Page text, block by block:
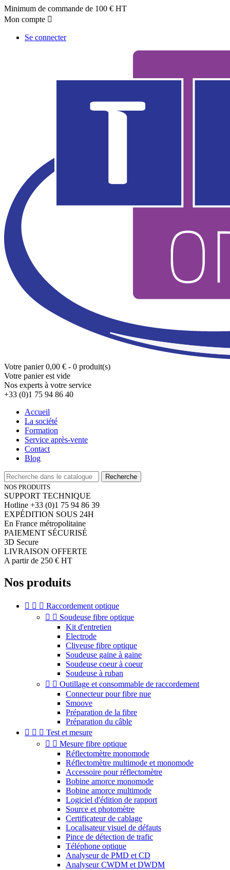
Minimum de commande de 100 € HT
Mon compte 
Se connecter
Votre panier 0,00 € - 0 produit(s)
Votre panier est vide
Nos experts à votre service
+33 (0)1 75 94 86 40
Accueil
La société
Formation
Service après-vente
Contact
Blog
Recherche
NOS PRODUITS
SUPPORT TECHNIQUE
Hotline +33 (0)1 75 94 86 39
EXPÉDITION SOUS 24H
En France métropolitaine
PAIEMENT SÉCURISÉ
3D Secure
LIVRAISON OFFERTE
A partir de 250 € HT
Nos produits
   Raccordement optique
  Soudeuse fibre optique
Kit d'entretien
Electrode
Cliveuse fibre optique
Soudeuse gaine à gaine
Soudeuse coeur à coeur
Soudeuse à ruban
  Outillage et consommable de raccordement
Connecteur pour fibre nue
Smoove
Préparation de la fibre
Préparation du câble
   Test et mesure
  Mesure fibre optique
Réflectomètre monomode
Réflectomètre multimode et monomode
Accessoire pour réflectomètre
Bobine amorce monomode
Bobine amorce multimode
Logiciel d'édition de rapport
Source et photomètre
Certificateur de cablage
Localisateur visuel de défauts
Pince de détection de trafic
Téléphone optique
Analyseur de PMD et CD
Analyseur CWDM et DWDM